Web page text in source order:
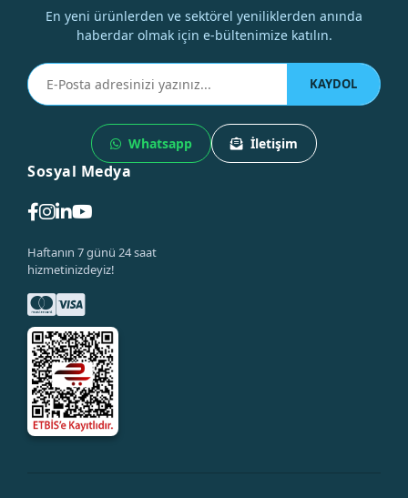
En yeni ürünlerden ve sektörel yeniliklerden anında
haberdar olmak için e-bültenimize katılın.
KAYDOL
Whatsapp İletişim
Sosyal Medya
Haftanın 7 günü 24 saat
hizmetinizdeyiz!